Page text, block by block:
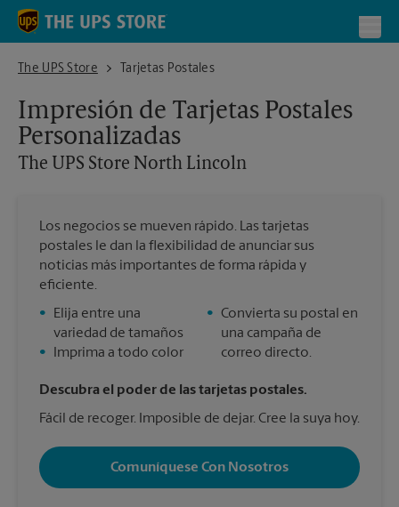
Skip to content
Return to Nav
The UPS Store
The UPS Store North Lincoln
Tarjetas Postales
Impresión de Tarjetas Postales
Personalizadas
The UPS Store North Lincoln
Los negocios se mueven rápido. Las tarjetas
postales le dan la flexibilidad de anunciar sus
noticias más importantes de forma rápida y
eficiente.
•
Elija entre una
variedad de tamaños
•
Imprima a todo color
• Convierta su postal en
una campaña de
correo directo.
Descubra el poder de las tarjetas postales.
Fácil de recoger. Imposible de dejar. Cree la suya hoy.
Comuníquese Con Nosotros